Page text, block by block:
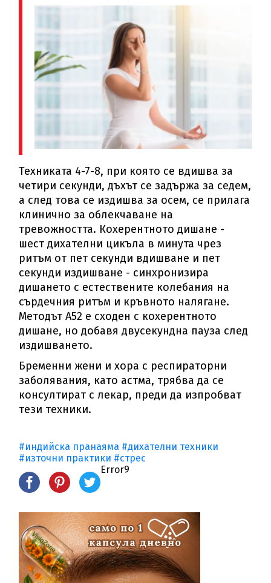
Техниката 4-7-8, при която се вдишва за
четири секунди, дъхът се задържа за седем,
а след това се издишва за осем, се прилага
клинично за облекчаване на
тревожността. Кохерентното дишане -
шест дихателни цикъла в минута чрез
ритъм от пет секунди вдишване и пет
секунди издишване - синхронизира
дишането с естествените колебания на
сърдечния ритъм и кръвното налягане.
Методът А52 е сходен с кохерентното
дишане, но добавя двусекундна пауза след
издишването.
Бременни жени и хора с респираторни
заболявания, като астма, трябва да се
консултират с лекар, преди да изпробват
тези техники.
#индийска пранаяма #дихателни техники
#източни практики #стрес
Error9